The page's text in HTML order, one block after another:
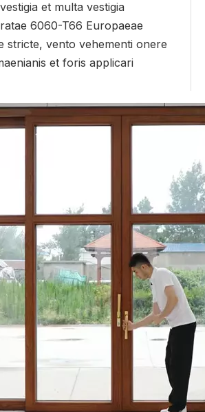
et multa vestigia
6060-T66 Europaeae
stricte, vento vehementi onere
et foris applicari